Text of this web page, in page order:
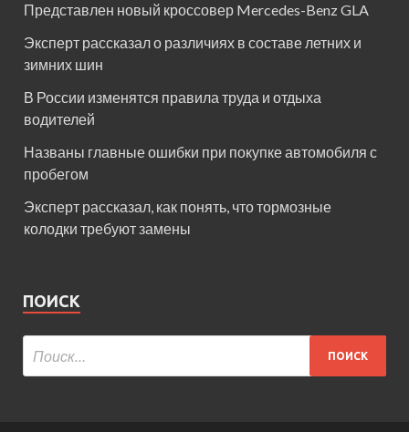
Представлен новый кроссовер Mercedes-Benz GLA
Эксперт рассказал о различиях в составе летних и
зимних шин
В России изменятся правила труда и отдыха
водителей
Названы главные ошибки при покупке автомобиля с
пробегом
Эксперт рассказал, как понять, что тормозные
колодки требуют замены
ПОИСК